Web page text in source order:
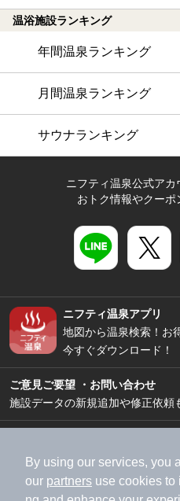
By using our services, you
our partners use cookies to
温浴施設ランキング
年間温泉ランキング
月間温泉ランキング
サウナランキング
ニフティ温泉公式ア
おトク情報やクーポ
ニフティ温泉アプリ
地図から温泉検索！お
今すぐダウンロード！
ご意見ご要望 ・お問い合わせ
施設データの新規追加や修正依頼
加盟店募集（資料請求
利用規約
ライフスタ